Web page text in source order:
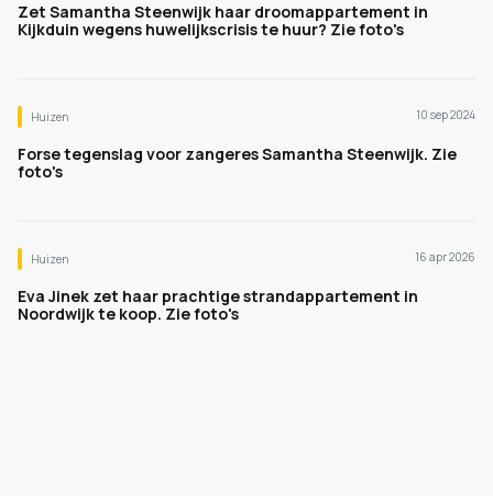
Zet Samantha Steenwijk haar droomappartement in
Kijkduin wegens huwelijkscrisis te huur? Zie foto's
Huizen 10 sep 2024
Forse tegenslag voor zangeres Samantha Steenwijk. Zie
foto's
Huizen 16 apr 2026
Eva Jinek zet haar prachtige strandappartement in
Noordwijk te koop. Zie foto's